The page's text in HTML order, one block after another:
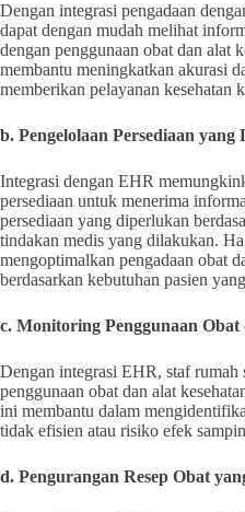
Dengan integrasi pengadaan
dapat dengan mudah melihat
dengan penggunaan obat dan alat
membantu meningkatkan akurasi
memberikan pelayanan kesehatan
b. Pengelolaan Persediaan yang
Integrasi dengan EHR
persediaan untuk menerima
persediaan yang diperlukan
tindakan medis yang dilakukan.
mengoptimalkan pengadaan obat
berdasarkan kebutuhan pasien
c. Monitoring Penggunaan Obat
Dengan integrasi EHR, staf rumah
penggunaan obat dan alat
ini membantu dalam
tidak efisien atau risiko efek
d. Pengurangan Resep Obat